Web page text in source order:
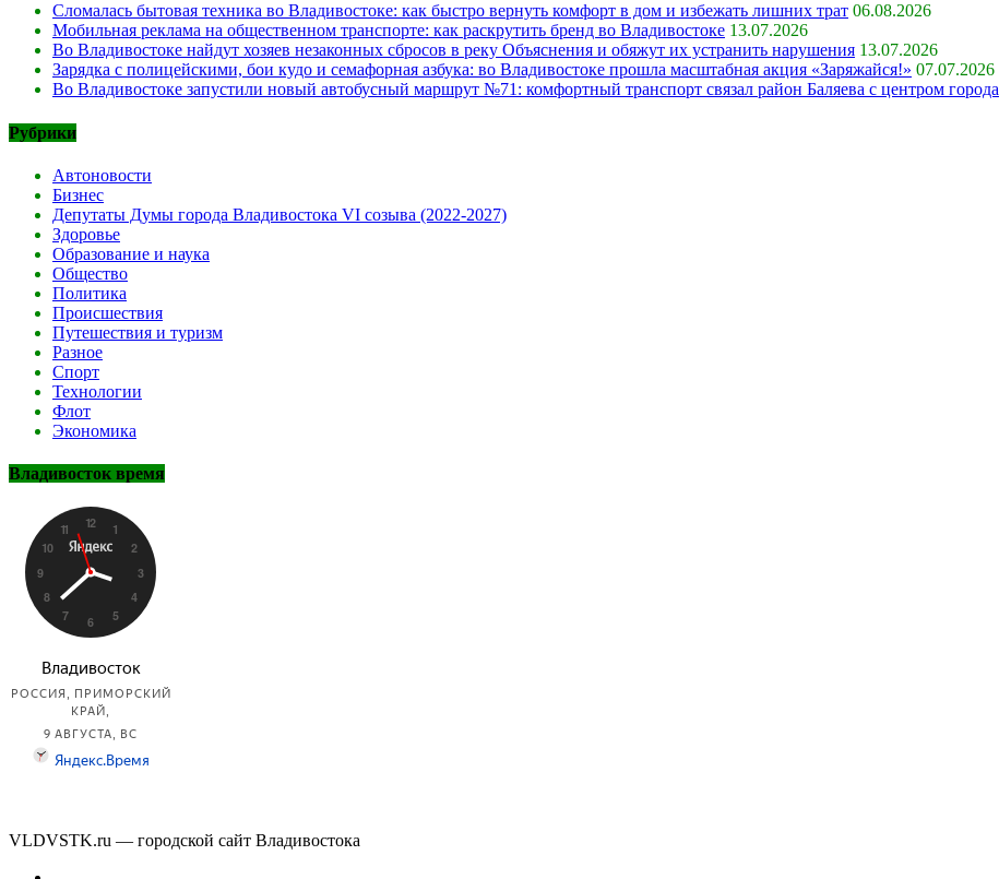
Сломалась бытовая техника во Владивостоке: как быстро вернуть комфорт в дом и избежать лишних трат 06.08.2026
Мобильная реклама на общественном транспорте: как раскрутить бренд во Владивостоке 13.07.2026
Во Владивостоке найдут хозяев незаконных сбросов в реку Объяснения и обяжут их устранить нарушения 13.07.2026
Зарядка с полицейскими, бои кудо и семафорная азбука: во Владивостоке прошла масштабная акция «Заряжайся!» 07.07.2026
Во Владивостоке запустили новый автобусный маршрут №71: комфортный транспорт связал район Баляева с центром города
Рубрики
Автоновости
Бизнес
Депутаты Думы города Владивостока VI созыва (2022-2027)
Здоровье
Образование и наука
Общество
Политика
Происшествия
Путешествия и туризм
Разное
Спорт
Технологии
Флот
Экономика
Владивосток время
VLDVSTK.ru — городской сайт Владивостока